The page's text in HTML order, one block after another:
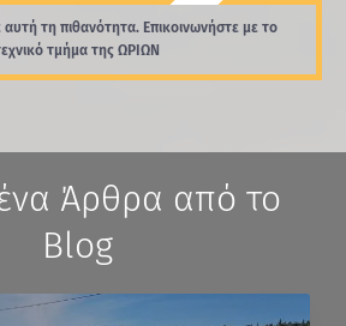
αυτή τη πιθανότητα. Επικοινωνήστε με το
τμήμα της ΩΡΙΩΝ
Άρθρα από το
Blog